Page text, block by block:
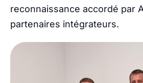
reconnaissance accordé par
partenaires intégrateurs.